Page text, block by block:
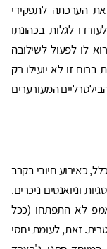
הערכתה לתפקידי
לגלות בכהונתו
לו לפעול לשילובה
ברוח זו לא יועילו רק
המעורערים
כאירוע חיובי בקרב
וניואנסים ניכרים.
לא התפתחו (ככל
זאת, לעומת יחסי